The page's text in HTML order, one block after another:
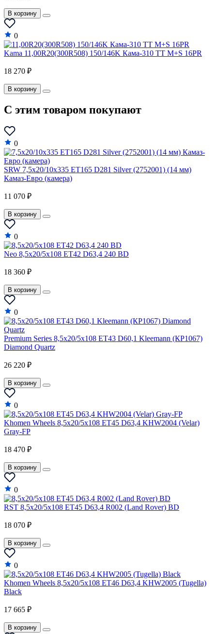
В корзину
0
Kama 11,00R20(300R508) 150/146K Кама-310 TT M+S 16PR
18 270 ₽
В корзину
C этим товаром покупают
0
SRW 7,5x20/10x335 ET165 D281 Silver (2752001) (14 мм)
Камаз-Евро (камера)
11 070 ₽
В корзину
0
Neo 8,5x20/5x108 ET42 D63,4 240 BD
18 360 ₽
В корзину
0
Premium Series 8,5x20/5x108 ET43 D60,1 Kleemann (КР1067)
Diamond Quartz
26 220 ₽
В корзину
0
Khomen Wheels 8,5x20/5x108 ET45 D63,4 KHW2004 (Velar)
Gray-FP
18 470 ₽
В корзину
0
RST 8,5x20/5x108 ET45 D63,4 R002 (Land Rover) BD
18 070 ₽
В корзину
0
Khomen Wheels 8,5x20/5x108 ET46 D63,4 KHW2005 (Tugella)
Black
17 665 ₽
В корзину